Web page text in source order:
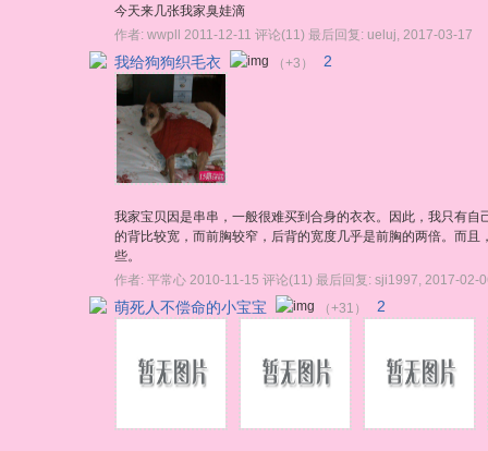
今天来几张我家臭娃滴
作者: wwpll 2011-12-11 评论(11) 最后回复: ueluj 2017-03-17
我给狗狗织毛衣 （+3） 2
我家宝贝因是串串，一般很难买到合身的衣衣。因此，我只有
的背比较宽，而前胸较窄，后背的宽度几乎是前胸的两倍。而
些。
作者: 平常心 2010-11-15 评论(11) 最后回复: sji1997 2017-02-
萌死人不偿命的小宝宝 （+31） 2